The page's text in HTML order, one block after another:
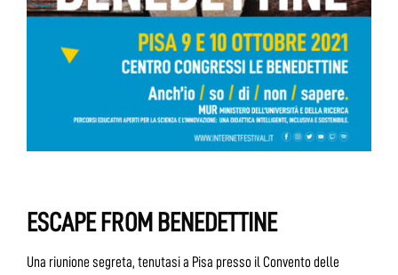
ESCAPE FROM BENEDETTINE
Una riunione segreta, tenutasi a Pisa presso il Convento delle